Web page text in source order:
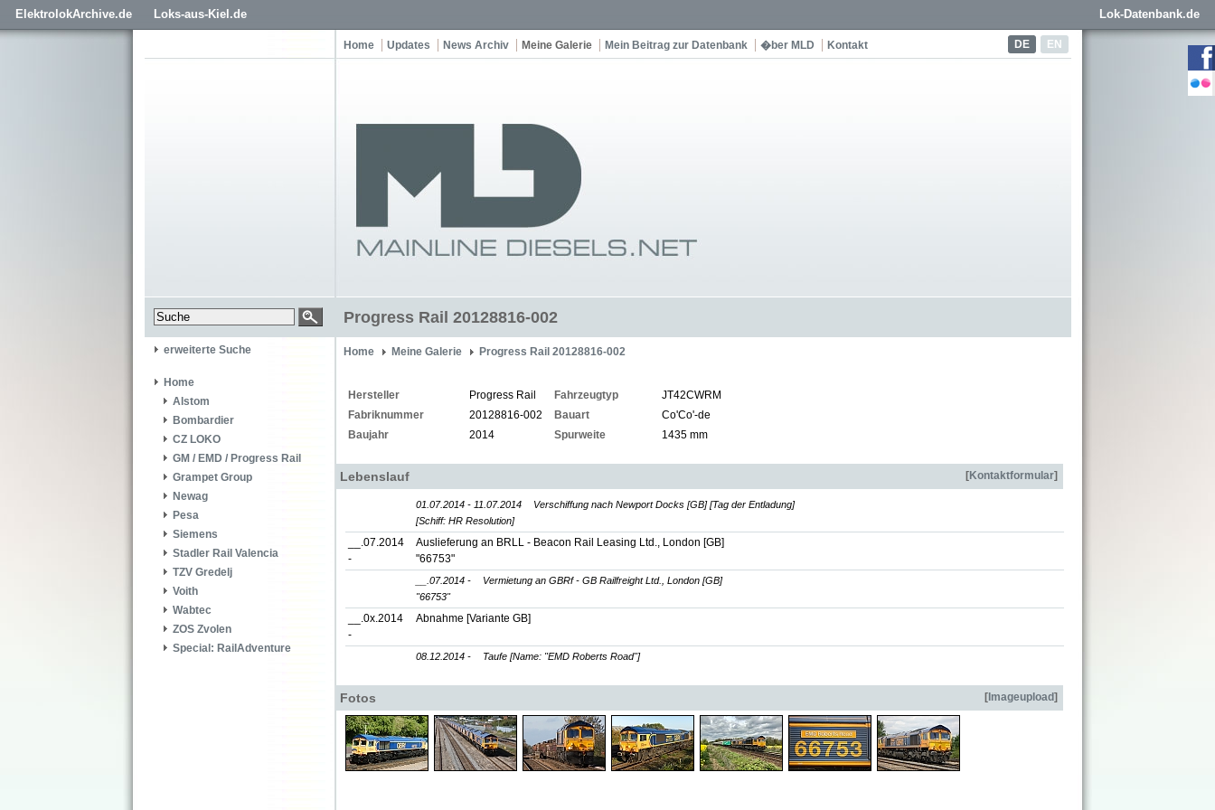
ElektrolokArchive.de Loks-aus-Kiel.de Lok-Datenbank.de
DE EN
Home Updates News Archiv Meine Galerie Mein Beitrag zur Datenbank �ber MLD Kontakt
Progress Rail 20128816-002
erweiterte Suche
Home
Alstom
Bombardier
CZ LOKO
GM / EMD / Progress Rail
Grampet Group
Newag
Pesa
Siemens
Stadler Rail Valencia
TZV Gredelj
Voith
Wabtec
ZOS Zvolen
Special: RailAdventure
Home Meine Galerie Progress Rail 20128816-002
Hersteller Progress Rail Fahrzeugtyp
JT42CWRM
Fabriknummer
20128816-002 Bauart
Co'Co'-de
Baujahr
2014 Spurweite 1435 mm
Lebenslauf [Kontaktformular]
01.07.2014 - 11.07.2014
Verschiffung nach Newport Docks [GB] [Tag der Entladung]
[Schiff: HR Resolution]
__.07.2014
-
Auslieferung an BRLL - Beacon Rail Leasing Ltd., London [GB]
"66753"
__.07.2014 -
Vermietung an GBRf - GB Railfreight Ltd., London [GB]
"66753"
__.0x.2014
-
Abnahme [Variante GB]
08.12.2014 - Taufe [Name: "EMD Roberts Road"]
Fotos [ Imageupload]